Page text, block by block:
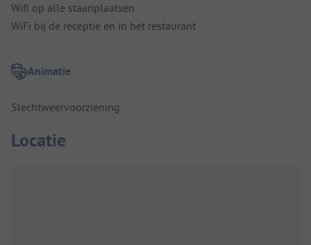
Wifi op alle staanplaatsen
WiFi bij de receptie en in het restaurant
Animatie
Slechtweervoorziening
Locatie